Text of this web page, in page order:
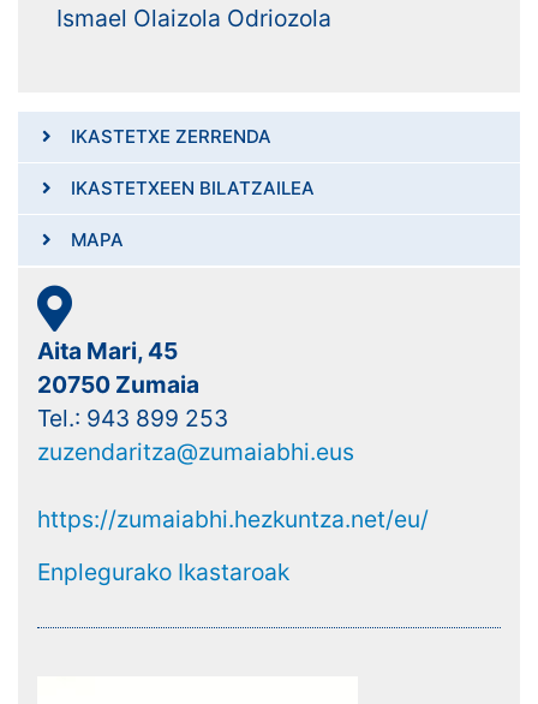
Ismael Olaizola Odriozola
IKASTETXE ZERRENDA
IKASTETXEEN BILATZAILEA
MAPA
Aita Mari, 45
20750 Zumaia
Tel.: 943 899 253
zuzendaritza@zumaiabhi.eus
https://zumaiabhi.hezkuntza.net/eu/
Enplegurako Ikastaroak